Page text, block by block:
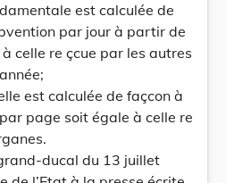
est calculée de
par jour à partir de
celle re çcue par les autres
est calculée de façcon à
page soit égale à celle re
ducal du 13 juillet